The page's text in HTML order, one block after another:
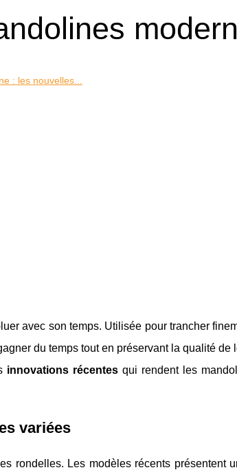
: les nouvelles...
avec son temps. Utilisée pour trancher
du temps tout en préservant la qualité de
innovations récentesqui rendent les
variées
rondelles. Les modèles récents présentent